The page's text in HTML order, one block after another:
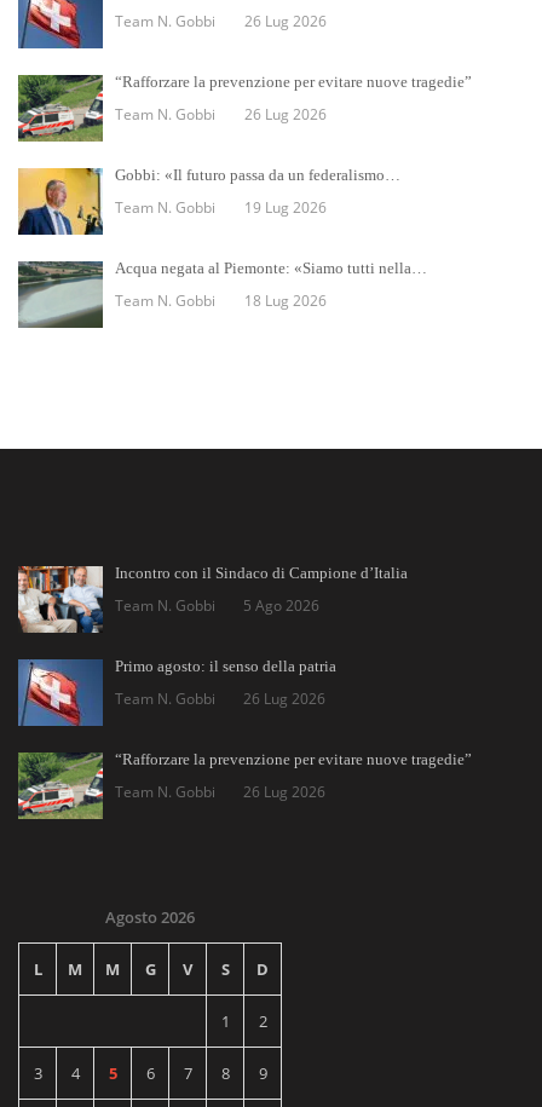
Team N. Gobbi 26 Lug 2026
“Rafforzare la prevenzione per evitare nuove tragedie”
Team N. Gobbi 26 Lug 2026
Gobbi: «Il futuro passa da un federalismo…
Team N. Gobbi 19 Lug 2026
Acqua negata al Piemonte: «Siamo tutti nella…
Team N. Gobbi 18 Lug 2026
Incontro con il Sindaco di Campione d’Italia
Team N. Gobbi 5 Ago 2026
Primo agosto: il senso della patria
Team N. Gobbi 26 Lug 2026
“Rafforzare la prevenzione per evitare nuove tragedie”
Team N. Gobbi 26 Lug 2026
Agosto 2026
L M M G V S D
1 2
3 4 5 6 7 8 9